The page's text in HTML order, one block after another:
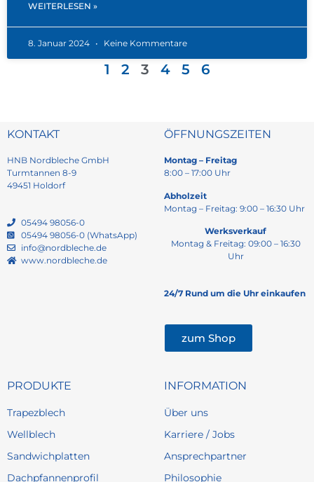
WEITERLESEN »
8. Januar 2024 Keine Kommentare
1 2 3 4 5 6
KONTAKT
HNB Nordbleche GmbH
Turmtannen 8-9
49451 Holdorf
05494 98056-0
05494 98056-0 (WhatsApp)
info@nordbleche.de
www.nordbleche.de
ÖFFNUNGSZEITEN
Montag – Freitag
8:00 – 17:00 Uhr
Abholzeit
Montag – Freitag: 9:00 – 16:30 Uhr
Werksverkauf
Montag & Freitag: 09:00 – 16:30
Uhr
24/7 Rund um die Uhr einkaufen
zum Shop
PRODUKTE
Trapezblech
Wellblech
Sandwichplatten
Dachpfannenprofil
INFORMATION
Über uns
Karriere / Jobs
Ansprechpartner
Philosophie